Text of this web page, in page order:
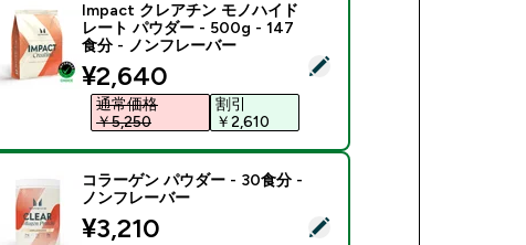
この商品を選択 - Impact クレアチン モノハイドレート パウダー -
Impact クレアチン モノハイド
レート パウダー - 500g - 147
食分 - ノンフレーバー
discounted price
¥2,640‎
通常価格
￥5,250‎
割引
￥2,610‎
この商品を選択 - コラーゲン パウダー - 30食分 - ノンフレーバー
コラーゲン パウダー - 30食分 -
ノンフレーバー
discounted price
¥3,210‎